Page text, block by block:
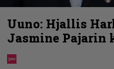
Uuno: Hjallis
Jasmine Pajarin